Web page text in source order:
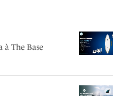
à The Base